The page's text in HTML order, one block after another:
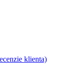
klienta)